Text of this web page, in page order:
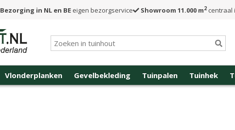
Bezorging in NL en BE eigen bezorgservice Showroom 11.000 m2centraal
Vlonderplanken Gevelbekleding Tuinpalen Tuinhek